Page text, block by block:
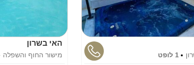
1 לופט
האי בשרון
מישור החוף והשפלה